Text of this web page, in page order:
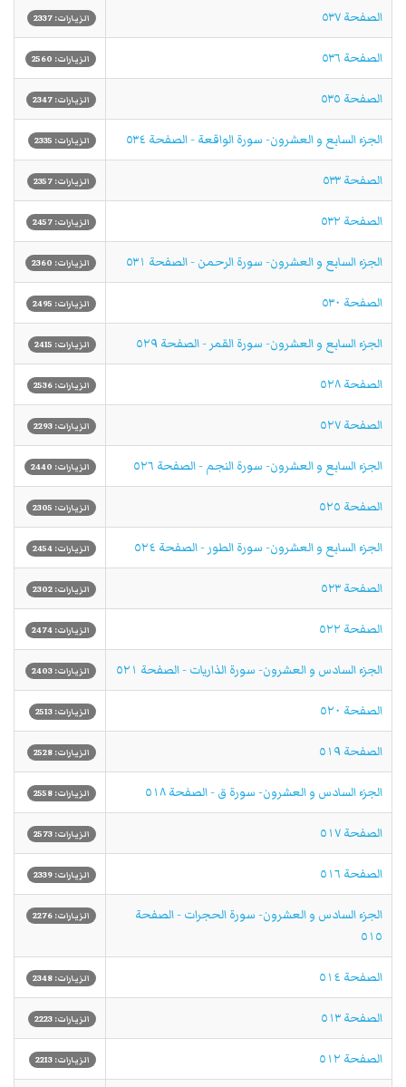
الصفحة ٥٣٧ الزيارات: 2337
الصفحة ٥٣٦ الزيارات: 2560
الصفحة ٥٣٥ الزيارات: 2347
الجزء السابع و العشرون- سورة الواقعة - الصفحة ٥٣٤ الزيارات: 2335
الصفحة ٥٣٣ الزيارات: 2357
الصفحة ٥٣٢ الزيارات: 2457
الجزء السابع و العشرون- سورة الرحمن - الصفحة ٥٣١ الزيارات: 2360
الصفحة ٥٣٠ الزيارات: 2495
الجزء السابع و العشرون- سورة القمر - الصفحة ٥٢٩ الزيارات: 2415
الصفحة ٥٢٨ الزيارات: 2536
الصفحة ٥٢٧ الزيارات: 2293
الجزء السابع و العشرون- سورة النجم - الصفحة ٥٢٦ الزيارات: 2440
الصفحة ٥٢٥ الزيارات: 2305
الجزء السابع و العشرون- سورة الطور - الصفحة ٥٢٤ الزيارات: 2454
الصفحة ٥٢٣ الزيارات: 2302
الصفحة ٥٢٢ الزيارات: 2474
الجزء السادس و العشرون- سورة الذاريات - الصفحة ٥٢١ الزيارات: 2403
الصفحة ٥٢٠ الزيارات: 2513
الصفحة ٥١٩ الزيارات: 2528
الجزء السادس و العشرون- سورة ق - الصفحة ٥١٨ الزيارات: 2558
الصفحة ٥١٧ الزيارات: 2573
الصفحة ٥١٦ الزيارات: 2339
الجزء السادس و العشرون- سورة الحجرات - الصفحة
٥١٥
الزيارات: 2276
الصفحة ٥١٤ الزيارات: 2348
الصفحة ٥١٣ الزيارات: 2223
الصفحة ٥١٢ الزيارات: 2213